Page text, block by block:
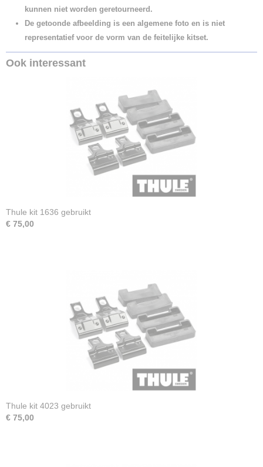
kunnen niet worden geretourneerd.
De getoonde afbeelding is een algemene foto en is niet
representatief voor de vorm van de feitelijke kitset.
Ook interessant
Thule kit 1636 gebruikt
€ 75,00
Thule kit 4023 gebruikt
€ 75,00